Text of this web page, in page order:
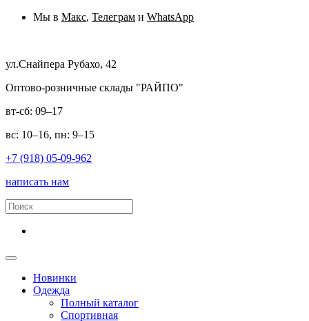
Мы в Макс, Телеграм и WhatsApp
ул.Снайпера Рубахо, 42
Оптово-розничные склады "РАЙПО"
вт-сб: 09–17
вс: 10–16, пн: 9–15
+7 (918) 05-09-962
написать нам
Новинки
Одежда
Полный каталог
Спортивная